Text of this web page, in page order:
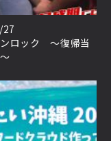
ロック ～復帰当